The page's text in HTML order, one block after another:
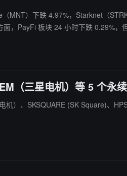
MNT）下跌 4.97%，Starknet（
，PayFi 板块 24 小时下跌 0.29%
）上涨 1.01%；NFT 板块内，
（三星电机）等 5 个永
）、SKSQUARE (SK Square)、